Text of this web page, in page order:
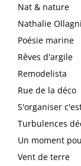
Nat & nature
Nathalie
Poésie marine
Rêves d'argile
Remodelista
Rue de la déco
S'organiser
Turbulences
Un moment
Vent de terre